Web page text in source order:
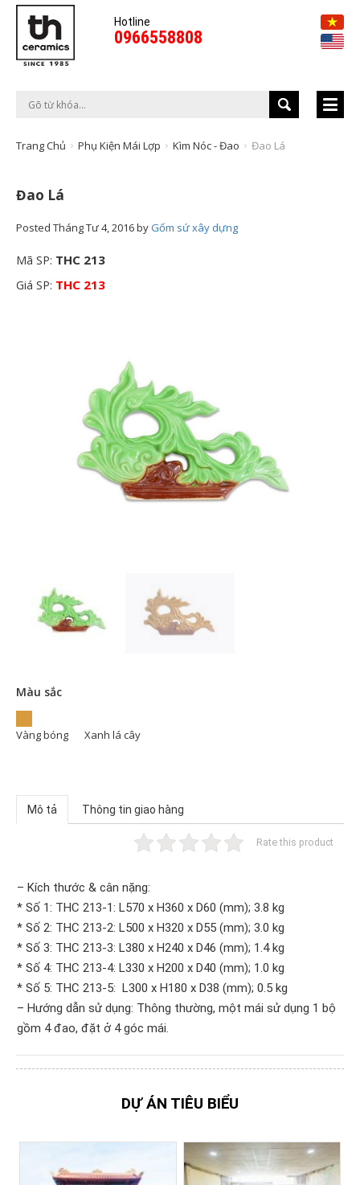
Hotline
0966558808
Trang Chủ Phụ Kiện Mái Lợp Kìm Nóc - Đao Đao Lá
Đao Lá
Posted Tháng Tư 4, 2016byGốm sứ xây dựng
Mã SP: THC 213
Giá SP: THC 213
Màu sắc
Vàng bóng Xanh lá cây
Mô tả Thông tin giao hàng
Rate this product
– Kích thước & cân nặng:
* Số 1: THC 213-1: L570 x H360 x D60 (mm); 3.8 kg
* Số 2: THC 213-2: L500 x H320 x D55 (mm); 3.0 kg
* Số 3: THC 213-3: L380 x H240 x D46 (mm); 1.4 kg
* Số 4: THC 213-4: L330 x H200 x D40 (mm); 1.0 kg
* Số 5: THC 213-5: L300 x H180 x D38 (mm); 0.5 kg
– Hướng dẫn sử dụng: Thông thường, một mái sử dụng 1 bộ
gồm 4 đao, đặt ở 4 góc mái.
DỰ ÁN TIÊU BIỂU